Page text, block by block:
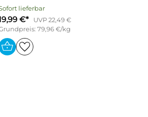
lieferbar
€*
UVP 22,49 €
79,96 €/kg